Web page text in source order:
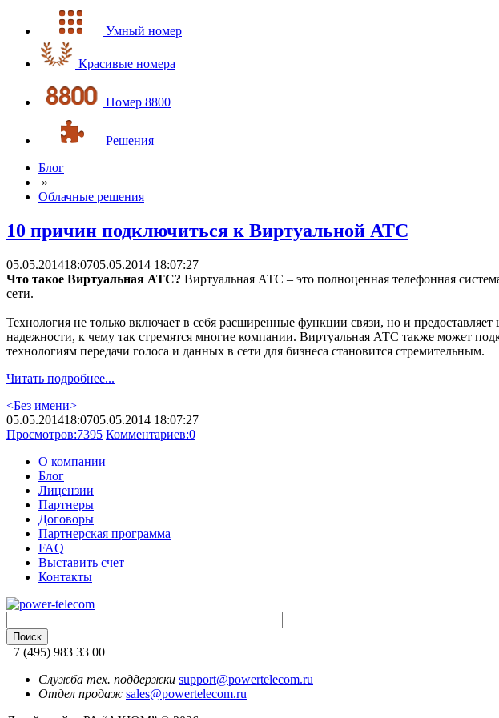
Умный номер
Красивые номера
Номер 8800
Решения
Блог
»
Облачные решения
10 причин подключиться к Виртуальной АТС
05.05.201418:0705.05.2014 18:07:27
Что такое Виртуальная АТС? Виртуальная АТС – это полноценная телефонная
сети.
Технология не только включает в себя расширенные функции связи, но и
надежности, к чему так стремятся многие компании. Виртуальная АТС также может
технологиям передачи голоса и данных в сети для бизнеса становится стремительным.
Читать подробнее...
<Без имени>
05.05.201418:0705.05.2014 18:07:27
Просмотров:7395 Комментариев:0
О компании
Блог
Лицензии
Партнеры
Договоры
Партнерская программа
FAQ
Выставить счет
Контакты
+7 (495) 983 33 00
Служба тех. поддержки support@powertelecom.ru
Отдел продаж sales@powertelecom.ru